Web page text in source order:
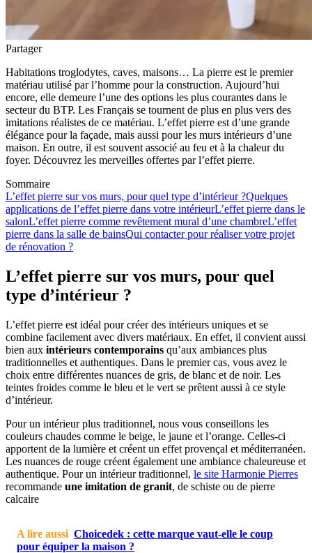
Partager
Habitations troglodytes, caves, maisons… La pierre est le premier
matériau utilisé par l’homme pour la construction. Aujourd’hui
encore, elle demeure l’une des options les plus courantes dans le
secteur du BTP. Les Français se tournent de plus en plus vers des
imitations réalistes de ce matériau. L’effet pierre est d’une grande
élégance pour la façade, mais aussi pour les murs intérieurs d’une
maison. En outre, il est souvent associé au feu et à la chaleur du
foyer. Découvrez les merveilles offertes par l’effet pierre.
Sommaire
L’effet pierre sur vos murs, pour quel type d’intérieur ?Quelques
applications de l’effet pierre dans votre intérieurL’effet pierre dans le
salonL’effet pierre comme revêtement mural d’une chambreL’effet
pierre dans la salle de bainsQui contacter pour réaliser votre projet
de rénovation ?
L’effet pierre sur vos murs, pour quel
type d’intérieur ?
L’effet pierre est idéal pour créer des intérieurs uniques et se
combine facilement avec divers matériaux. En effet, il convient aussi
bien aux intérieurs contemporains qu’aux ambiances plus
traditionnelles et authentiques. Dans le premier cas, vous avez le
choix entre différentes nuances de gris, de blanc et de noir. Les
teintes froides comme le bleu et le vert se prêtent aussi à ce style
d’intérieur.
Pour un intérieur plus traditionnel, nous vous conseillons les
couleurs chaudes comme le beige, le jaune et l’orange. Celles-ci
apportent de la lumière et créent un effet provençal et méditerranéen.
Les nuances de rouge créent également une ambiance chaleureuse et
authentique. Pour un intérieur traditionnel, le site Harmonie Pierres
recommande une imitation de granit, de schiste ou de pierre
calcaire
A lire aussi Choicedek : cette marque vaut-elle le coup
pour équiper la maison ?